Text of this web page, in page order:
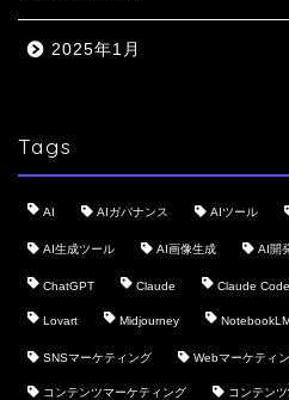
2025年1月
Tags
AI AIガバナンス AIツール
AI生成ツール AI画像生成 AI開
ChatGPT Claude Claude Code
Lovart Midjourney
SNSマーケティング Webマーケティ
コンテンツマーケティング コンテン